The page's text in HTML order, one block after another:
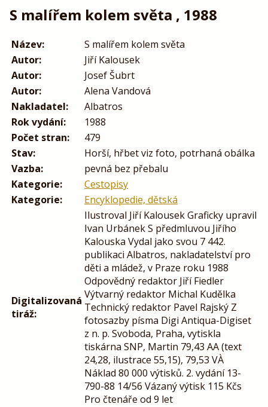
S malířem kolem světa , 1988
Název:
S malířem kolem světa
Autor:
Jiří Kalousek
Autor:
Josef Šubrt
Autor:
Alena Vandová
Nakladatel:
Albatros
Rok vydání:
1988
Počet stran:
479
Stav:
Horší, hřbet viz foto, potrhaná obálka
Vazba:
pevná bez přebalu
Kategorie:
Cestopisy
Kategorie:
Encyklopedie, dětská
Digitalizovaná
tiráž:
Ilustroval Jiří Kalousek Graficky upravil
Ivan Urbánek S předmluvou Jiřího
Kalouska Vydal jako svou 7 442.
publikaci Albatros, nakladatelství pro
děti a mládež, v Praze roku 1988
Odpovědný redaktor Jiří Fiedler
Výtvarný redaktor Michal Kudělka
Technický redaktor Pavel Rajský Z
fotosazby písma Digi Antiqua-Digiset
z n. p. Svoboda, Praha, vytiskla
tiskárna SNP, Martin 79,43 AA (text
24,28, ilustrace 55,15), 79,53 VÀ
Náklad 80 000 výtisků. 2. vydání 13-
790-88 14/56 Vázaný výtisk 115 Kčs
Pro čtenáře od 9 let